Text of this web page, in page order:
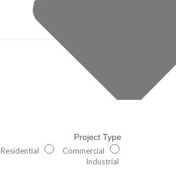
Project Type
Residential
Commercial
Industrial